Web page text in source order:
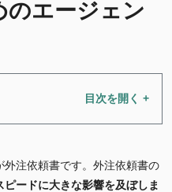
のエージェン
注依頼書です。外注依頼書の
ードに大きな影響を及ぼしま